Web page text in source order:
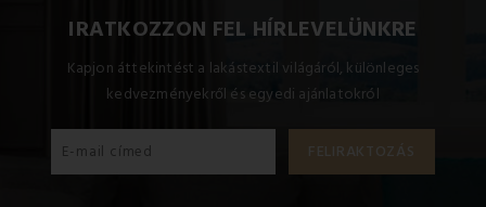
IRATKOZZON FEL HÍRLEVELÜNKRE
Kapjon áttekintést a lakástextil világáról, különleges
kedvezményekről és egyedi ajánlatokról